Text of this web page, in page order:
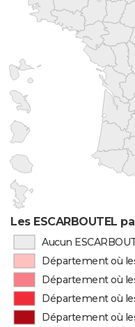
Les ESCARBOUTEL
Aucun
Département où
Département où
Département où
Département où